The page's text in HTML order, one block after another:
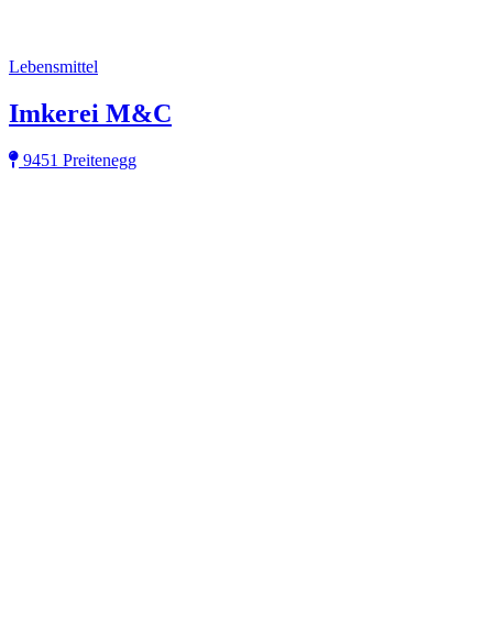
Lebensmittel
Imkerei M&C
9451 Preitenegg